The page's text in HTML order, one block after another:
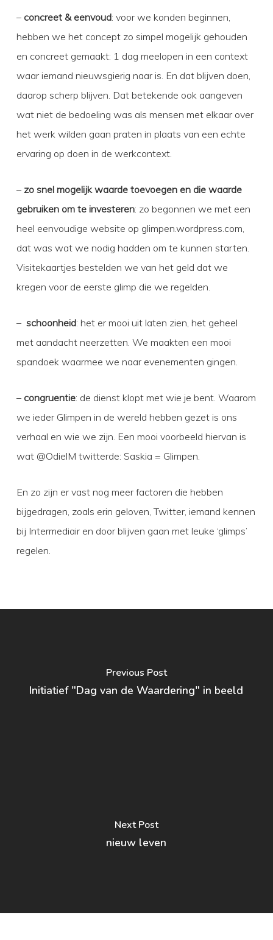
– concreet & eenvoud: voor we konden beginnen,
hebben we het concept zo simpel mogelijk gehouden
en concreet gemaakt: 1 dag meelopen in een context
waar iemand nieuwsgierig naar is. En dat blijven doen,
daarop scherp blijven. Dat betekende ook aangeven
wat niet de bedoeling was als mensen met elkaar over
het werk wilden gaan praten in plaats van een echte
ervaring op doen in de werkcontext.
– zo snel mogelijk waarde toevoegen en die waarde
gebruiken om te investeren: zo begonnen we met een
heel eenvoudige website op glimpen.wordpress.com,
dat was wat we nodig hadden om te kunnen starten.
Visitekaartjes bestelden we van het geld dat we
kregen voor de eerste glimp die we regelden.
– schoonheid: het er mooi uit laten zien, het geheel
met aandacht neerzetten. We maakten een mooi
spandoek waarmee we naar evenementen gingen.
– congruentie: de dienst klopt met wie je bent. Waarom
we ieder Glimpen in de wereld hebben gezet is ons
verhaal en wie we zijn. Een mooi voorbeeld hiervan is
wat @OdielM twitterde: Saskia = Glimpen.
En zo zijn er vast nog meer factoren die hebben
bijgedragen, zoals erin geloven, Twitter, iemand kennen
bij Intermediair en door blijven gaan met leuke ‘glimps’
regelen.
Previous Post
Initiatief "Dag van de Waardering" in beeld
Next Post
nieuw leven